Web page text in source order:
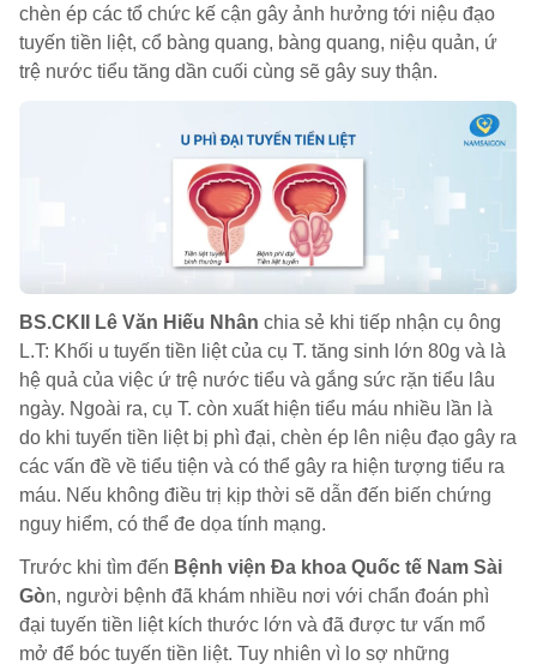
chèn ép các tổ chức kế cận gây ảnh hưởng tới niệu đạo
tuyến tiền liệt, cổ bàng quang, bàng quang, niệu quản, ứ
trệ nước tiểu tăng dần cuối cùng sẽ gây suy thận.
BS.CKII Lê Văn Hiếu Nhân chia sẻ khi tiếp nhận cụ ông
L.T: Khối u tuyến tiền liệt của cụ T. tăng sinh lớn 80g và là
hệ quả của việc ứ trệ nước tiểu và gắng sức rặn tiểu lâu
ngày. Ngoài ra, cụ T. còn xuất hiện tiểu máu nhiều lần là
do khi tuyến tiền liệt bị phì đại, chèn ép lên niệu đạo gây ra
các vấn đề về tiểu tiện và có thể gây ra hiện tượng tiểu ra
máu. Nếu không điều trị kịp thời sẽ dẫn đến biến chứng
nguy hiểm, có thể đe dọa tính mạng.
Trước khi tìm đến Bệnh viện Đa khoa Quốc tế Nam Sài
Gòn, người bệnh đã khám nhiều nơi với chẩn đoán phì
đại tuyến tiền liệt kích thước lớn và đã được tư vấn mổ
mở để bóc tuyến tiền liệt. Tuy nhiên vì lo sợ những